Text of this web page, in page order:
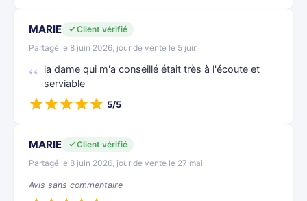
MARIE
Client vérifié
Partagé le 8 juin 2026, jour de vente le 5 juin
la dame qui m'a conseillé était très à l'écoute et
serviable
5/5
MARIE
Client vérifié
Partagé le 8 juin 2026, jour de vente le 27 mai
Avis sans commentaire